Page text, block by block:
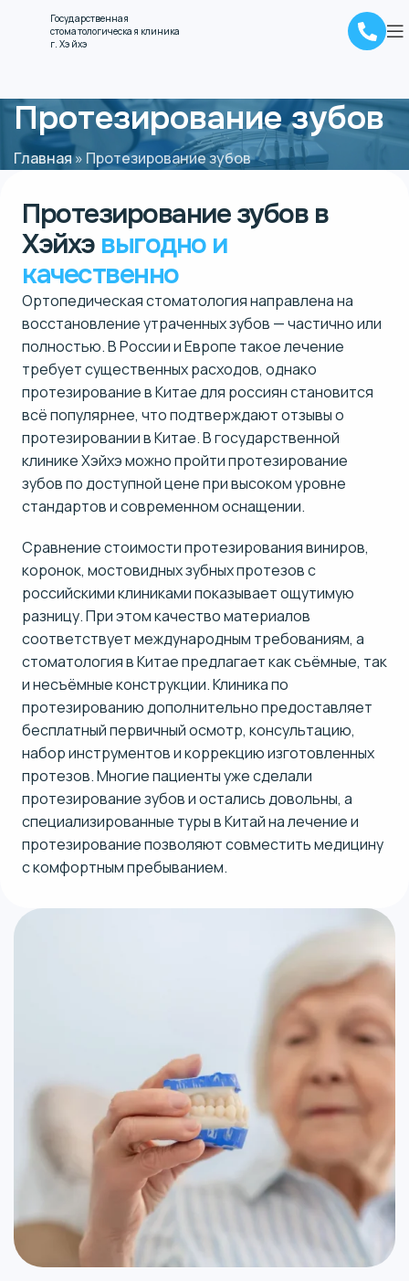
Государственная
стоматологическая клиника
г. Хэйхэ
Протезирование зубов
Главная» Протезирование зубов
Протезирование зубов в
Хэйхэ выгодно и
качественно
Ортопедическая стоматология направлена на
восстановление утраченных зубов — частично или
полностью. В России и Европе такое лечение
требует существенных расходов, однако
протезирование в Китае для россиян становится
всё популярнее, что подтверждают отзывы о
протезировании в Китае. В государственной
клинике Хэйхэ можно пройти протезирование
зубов по доступной цене при высоком уровне
стандартов и современном оснащении.
Сравнение стоимости протезирования виниров,
коронок, мостовидных зубных протезов с
российскими клиниками показывает ощутимую
разницу. При этом качество материалов
соответствует международным требованиям, а
стоматология в Китае предлагает как съёмные, так
и несъёмные конструкции. Клиника по
протезированию дополнительно предоставляет
бесплатный первичный осмотр, консультацию,
набор инструментов и коррекцию изготовленных
протезов. Многие пациенты уже сделали
протезирование зубов и остались довольны, а
специализированные туры в Китай на лечение и
протезирование позволяют совместить медицину
с комфортным пребыванием.